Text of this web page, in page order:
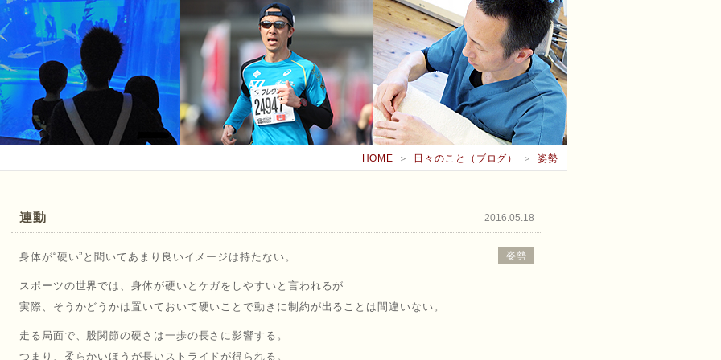
HOME ＞ 日々のこと（ブログ） ＞ 姿勢
2016.05.18
連動
姿勢
身体が“硬い”と聞いてあまり良いイメージは持たない。
スポーツの世界では、身体が硬いとケガをしやすいと言われるが
実際、そうかどうかは置いておいて硬いことで動きに制約が出ることは間違いない。
走る局面で、股関節の硬さは一歩の長さに影響する。
つまり、柔らかいほうが長いストライドが得られる。